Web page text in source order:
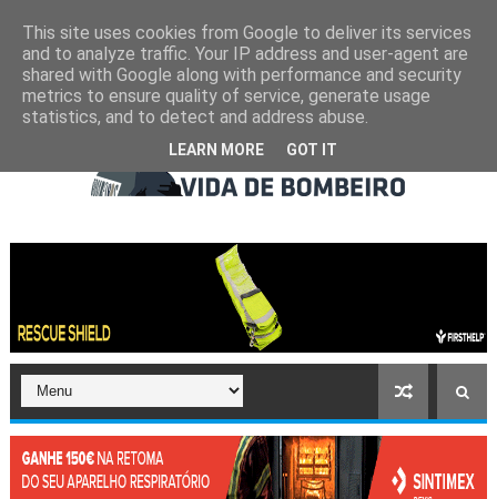
This site uses cookies from Google to deliver its services
and to analyze traffic. Your IP address and user-agent are
shared with Google along with performance and security
metrics to ensure quality of service, generate usage
statistics, and to detect and address abuse.
LEARN MORE GOT IT